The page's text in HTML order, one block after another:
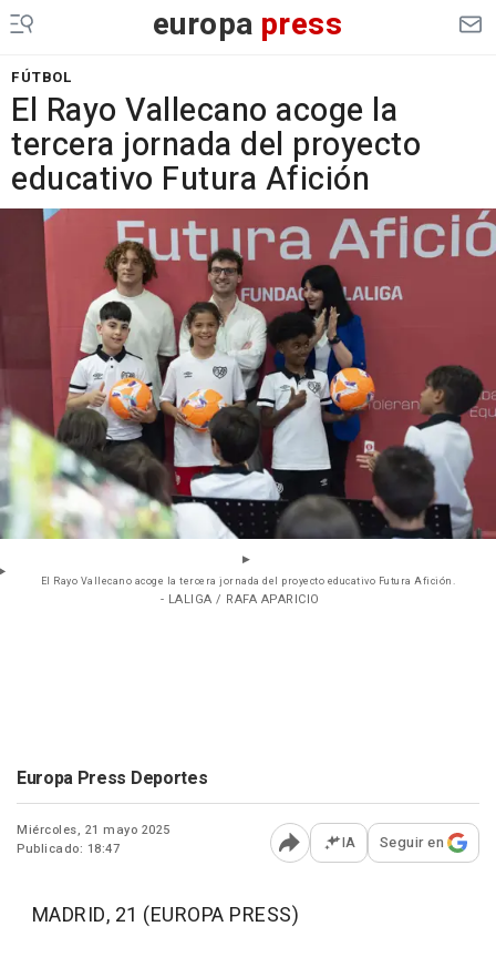
europa press
FÚTBOL
El Rayo Vallecano acoge la
tercera jornada del proyecto
educativo Futura Afición
El Rayo Vallecano acoge la tercera jornada del proyecto educativo Futura Afición.
- LALIGA / RAFA APARICIO
Europa Press Deportes
Miércoles, 21 mayo 2025
Publicado: 18:47
Abrir opciones para
IA Seguir en
MADRID, 21 (EUROPA PRESS)